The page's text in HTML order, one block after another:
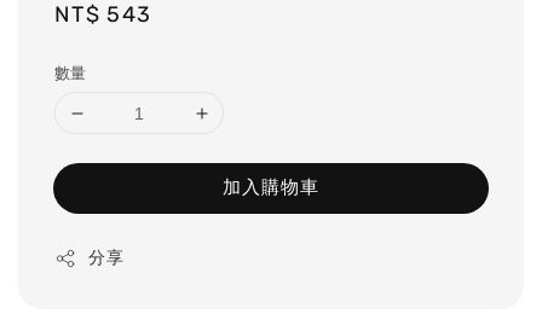
Regular
NT$ 543
數量
加入購物車
分享